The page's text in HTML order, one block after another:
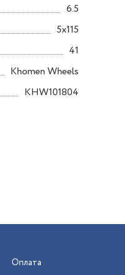
6.5
5x115
41
Khomen Wheels
KHW101804
Оплата